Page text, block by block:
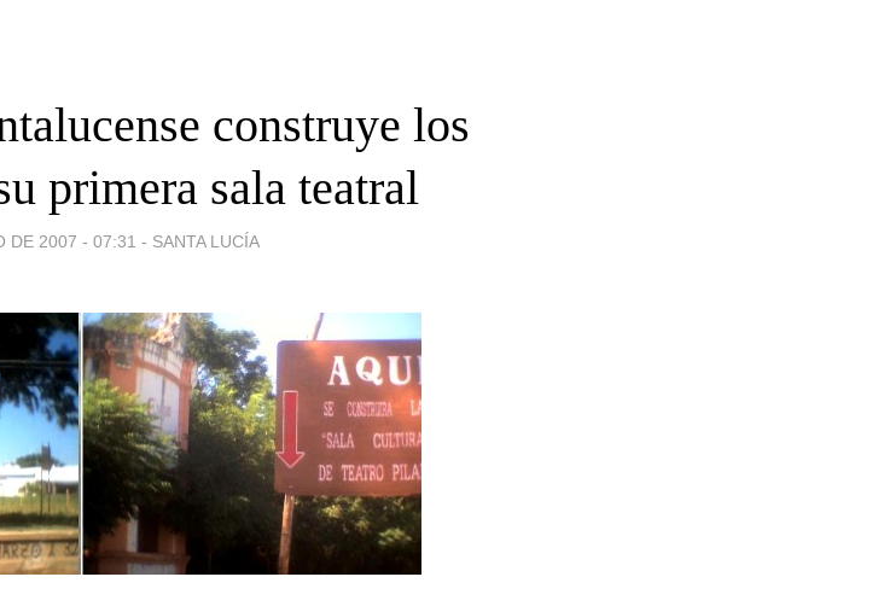
construye los
primera sala teatral
DE 2007 - 07:31 - SANTA LUCÍA